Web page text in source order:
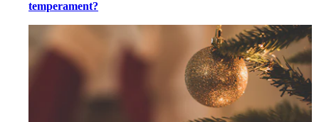
temperament?